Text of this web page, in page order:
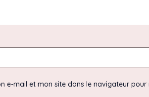
e-mail et mon site dans le navigateur